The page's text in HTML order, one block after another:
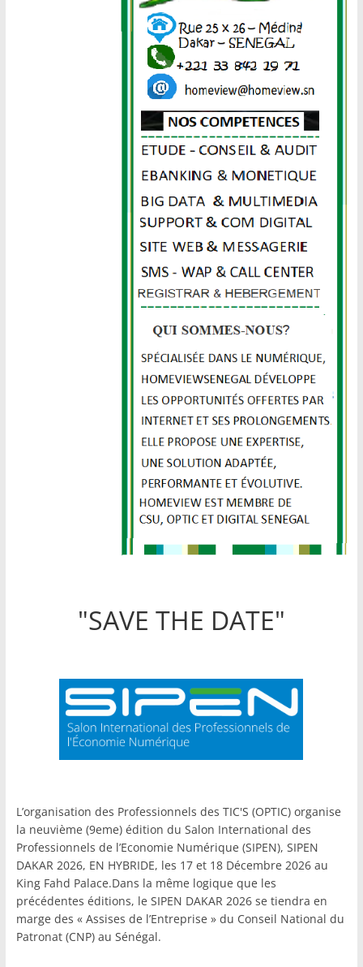
"SAVE THE DATE"
L’organisation des Professionnels des TIC'S (OPTIC) organise
la neuvième (9eme) édition du Salon International des
Professionnels de l’Economie Numérique (SIPEN), SIPEN
DAKAR 2026, EN HYBRIDE, les 17 et 18 Décembre 2026 au
King Fahd Palace.Dans la même logique que les
précédentes éditions, le SIPEN DAKAR 2026 se tiendra en
marge des « Assises de l’Entreprise » du Conseil National du
Patronat (CNP) au Sénégal.